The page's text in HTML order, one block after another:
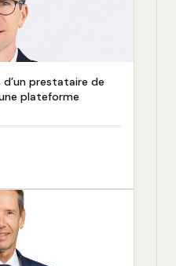
d’un prestataire de
plateforme